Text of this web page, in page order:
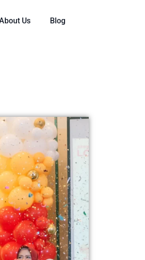
Us Blog